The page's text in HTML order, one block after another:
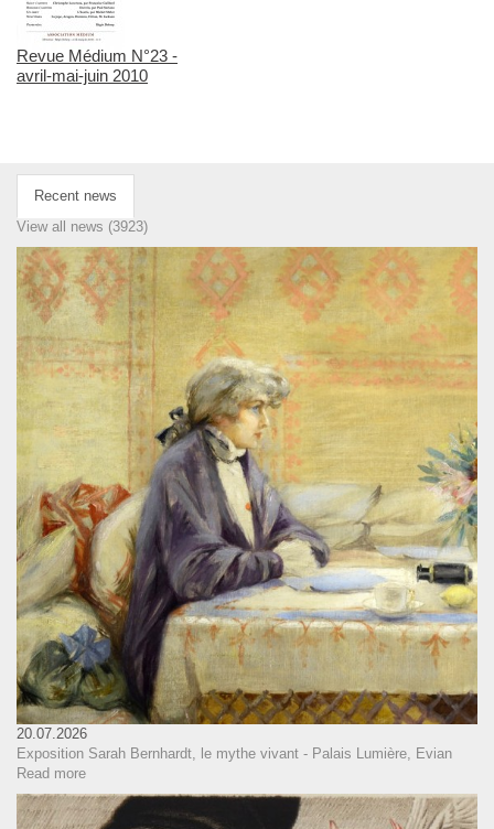
Revue Médium N°23 -
avril-mai-juin 2010
Recent news
View all news (3923)
20.07.2026
Exposition Sarah Bernhardt, le mythe vivant - Palais Lumière, Evian
Read more